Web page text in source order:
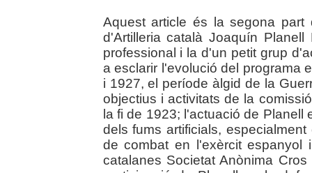
Aquest article és la segona
d'Artilleria català Joaquín
professional i la d'un petit grup
a esclarir l'evolució del programa
i 1927, el període àlgid de la
objectius i activitats de la
la fi de 1923; l'actuació de
dels fums artificials,
de combat en l'exèrcit espanyol
catalanes Societat Anònima